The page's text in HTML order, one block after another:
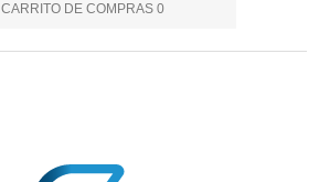
CARRITO DE COMPRAS 0